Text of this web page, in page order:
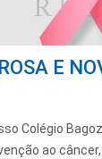
E
Colégio
ao